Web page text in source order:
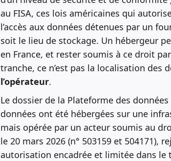
au FISA, ces lois américaines qui
l’accès aux données détenues par un
soit le lieu de stockage. Un hébergeur
en France, et rester soumis à ce droit
tranche, ce n’est pas la localisation des
l’opérateur.
Le dossier de la Plateforme des
données ont été hébergées sur une
mais opérée par un acteur soumis au
le 20 mars 2026 (n° 503159 et 504171),
autorisation encadrée et limitée dans le